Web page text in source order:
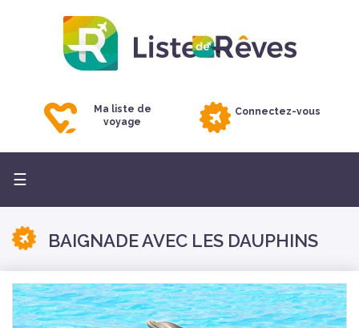
Ma liste de
voyage
Connectez-vous
Basculer
navigation
☰
BAIGNADE AVEC LES DAUPHINS